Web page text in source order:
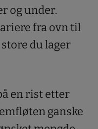
og under.
fra ovn til
du lager
en rist etter
ganske